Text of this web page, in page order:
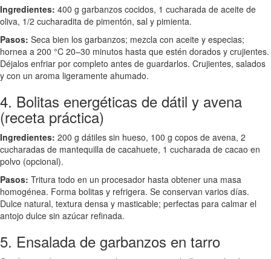
Ingredientes: 400 g garbanzos cocidos, 1 cucharada de aceite de
oliva, 1/2 cucharadita de pimentón, sal y pimienta.
Pasos: Seca bien los garbanzos; mezcla con aceite y especias;
hornea a 200 °C 20–30 minutos hasta que estén dorados y crujientes.
Déjalos enfriar por completo antes de guardarlos. Crujientes, salados
y con un aroma ligeramente ahumado.
4. Bolitas energéticas de dátil y avena
(receta práctica)
Ingredientes: 200 g dátiles sin hueso, 100 g copos de avena, 2
cucharadas de mantequilla de cacahuete, 1 cucharada de cacao en
polvo (opcional).
Pasos: Tritura todo en un procesador hasta obtener una masa
homogénea. Forma bolitas y refrigera. Se conservan varios días.
Dulce natural, textura densa y masticable; perfectas para calmar el
antojo dulce sin azúcar refinada.
5. Ensalada de garbanzos en tarro